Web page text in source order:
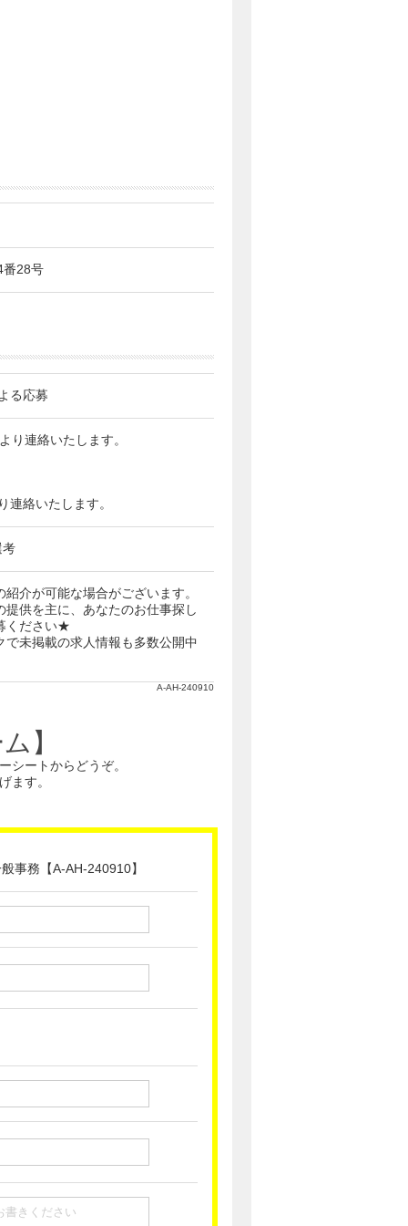
番28号
る応募
り連絡いたします。
絡いたします。
考
介が可能な場合がございます。
供を主に、あなたのお仕事探し
ください★
未掲載の求人情報も多数公開中
A-AH-240910
】
シートからどうぞ。
ます。
事務【A-AH-240910】